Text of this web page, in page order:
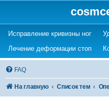
Исправление кривизны ног
Лечение деформации стоп
FAQ
На главную Список тем